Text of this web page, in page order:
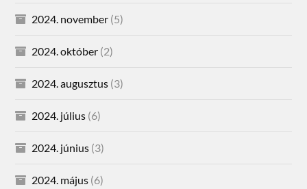
2024. november (5)
2024. október (2)
2024. augusztus (3)
2024. július (6)
2024. június (3)
2024. május (6)